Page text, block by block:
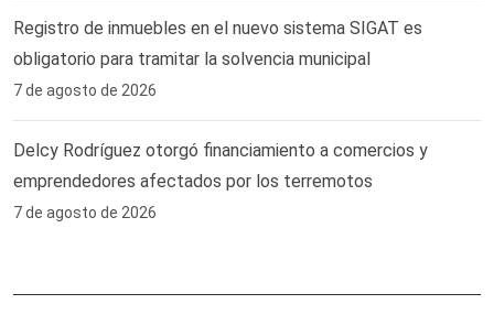
Registro de inmuebles en el nuevo sistema SIGAT es
obligatorio para tramitar la solvencia municipal
7 de agosto de 2026
Delcy Rodríguez otorgó financiamiento a comercios y
emprendedores afectados por los terremotos
7 de agosto de 2026